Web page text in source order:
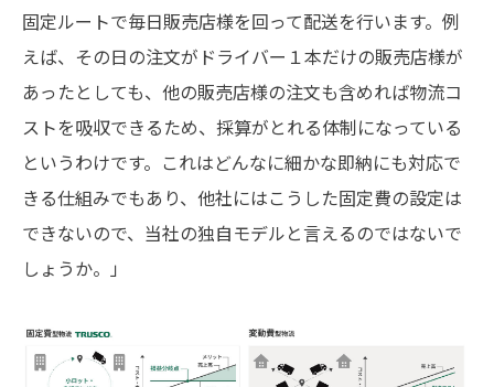
固定ルートで毎日販売店様を回って配送を行います。例
えば、その日の注文がドライバー１本だけの販売店様が
あったとしても、他の販売店様の注文も含めれば物流コ
ストを吸収できるため、採算がとれる体制になっている
というわけです。これはどんなに細かな即納にも対応で
きる仕組みでもあり、他社にはこうした固定費の設定は
できないので、当社の独自モデルと言えるのではないで
しょうか。」